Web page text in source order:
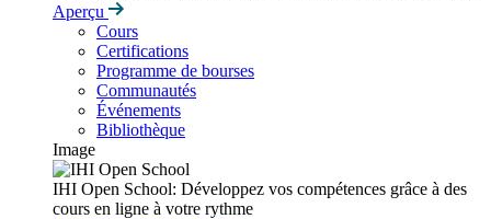
Aperçu
Cours
Certifications
Programme de bourses
Communautés
Événements
Bibliothèque
Image
IHI Open School: Développez vos compétences grâce à des
cours en ligne à votre rythme